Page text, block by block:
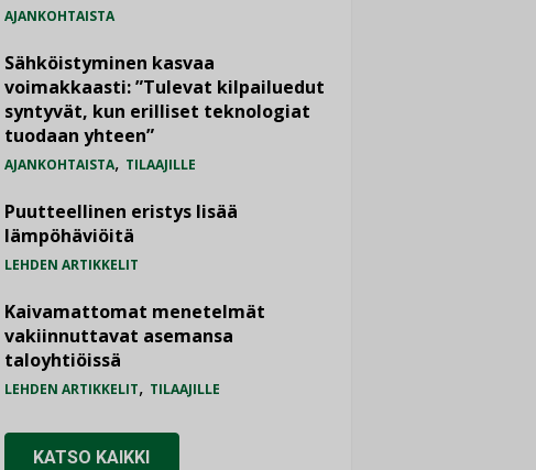
AJANKOHTAISTA
Sähköistyminen kasvaa
voimakkaasti: ”Tulevat kilpailuedut
syntyvät, kun erilliset teknologiat
tuodaan yhteen”
AJANKOHTAISTA, TILAAJILLE
Puutteellinen eristys lisää
lämpöhäviöitä
LEHDEN ARTIKKELIT
Kaivamattomat menetelmät
vakiinnuttavat asemansa
taloyhtiöissä
LEHDEN ARTIKKELIT, TILAAJILLE
KATSO KAIKKI